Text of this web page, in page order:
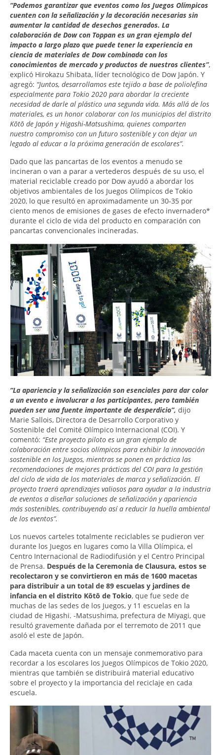
“Podemos garantizar que eventos como los Juegos Olímpicos
cuenten con la señalización y la decoración necesarias sin
aumentar la cantidad de desechos generados. La
colaboración de Dow con Toppan es un gran ejemplo del
impacto a largo plazo que puede tener la experiencia en
ciencia de materiales de Dow combinada con los
conocimientos de mercado y productos de nuestros clientes”,
explicó Hirokazu Shibata, líder tecnológico de Dow Japón. Y
agregó: “Juntos, desarrollamos este tejido a base de poliolefina
especialmente para Tokio 2020 para abordar la creciente
necesidad de darle al plástico una segunda vida. Más allá de los
materiales, es un honor colaborar con los municipios del distrito
Kōtō de Japón y Higashi-Matsushima, quienes comparten
nuestro compromiso con un futuro sostenible y con dejar un
legado al educar a la próxima generación de escolares”.
Dado que las pancartas de los eventos a menudo se
incineran o van a parar a vertederos después de su uso, el
material reciclable creado por Dow ayudó a abordar los
objetivos ambientales de los Juegos Olímpicos de Tokio
2020, lo que resultó en aproximadamente un 30-35 por
ciento menos de emisiones de gases de efecto invernadero*
durante el ciclo de vida del producto en comparación con
pancartas convencionales incineradas.
“La apariencia y la señalización son esenciales para dar color
a un evento e involucrar a los participantes, pero también
pueden ser una fuente importante de desperdicio”, dijo
Marie Sallois, Directora de Desarrollo Corporativo y
Sostenible del Comité Olímpico Internacional (COI). Y
comentó: “Este proyecto piloto es un gran ejemplo de
colaboración entre socios olímpicos para exhibir la innovación
sostenible en los Juegos, mientras se ponen en práctica las
recomendaciones de mejores prácticas del COI para la gestión
del ciclo de vida de los materiales de marca y señalización. El
proyecto traerá aprendizajes valiosos para ayudar a la industria
de eventos a diseñar soluciones de señalización y apariencia
más sostenibles, contribuyendo así a reducir la huella ambiental
de los eventos”.
Los nuevos carteles totalmente reciclables se pudieron ver
durante los Juegos en lugares como la Villa Olímpica, el
Centro Internacional de Radiodifusión y el Centro Principal
de Prensa. Después de la Ceremonia de Clausura, estos se
recolectaron y se convirtieron en más de 1600 macetas
para distribuir a un total de 89 escuelas y jardines de
infancia en el distrito Kōtō de Tokio, que fue sede de
muchas de las sedes de los Juegos, y 11 escuelas en la
ciudad de Higashi. -Matsushima, prefectura de Miyagi, que
resultó gravemente dañada por el terremoto de 2011 que
asoló el este de Japón.
Cada maceta cuenta con un mensaje conmemorativo para
recordar a los escolares los Juegos Olímpicos de Tokio 2020,
mientras que también se distribuirá material educativo
sobre el proyecto y la importancia del reciclaje en cada
escuela.